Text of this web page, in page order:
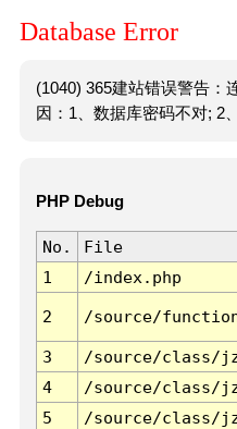
Database Error
(1040) 365建站错误警告：
因：1、数据库密码不对; 2
PHP Debug
No. File
1
/index.php
2 /source/
3 /source/class/
4
/source/class/
5
/source/class/